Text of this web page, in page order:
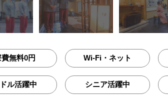
無料0円 Wi-Fi・ネット
ル活躍中 シニア活躍中